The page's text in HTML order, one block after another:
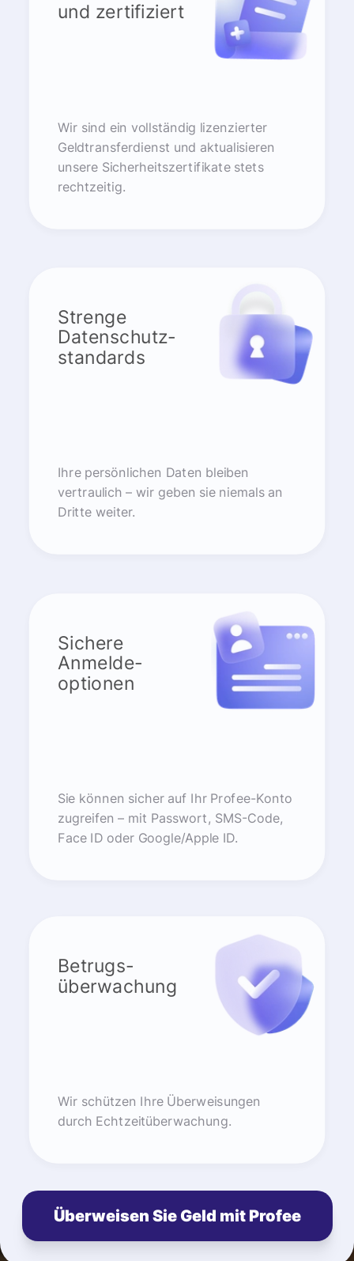
und zertifiziert
Wir sind ein vollständig lizenzierter
Geldtransferdienst und aktualisieren
unsere Sicherheitszertifikate stets
rechtzeitig.
Strenge
Datenschutz-
standards
Ihre persönlichen Daten bleiben
vertraulich – wir geben sie niemals an
Dritte weiter.
Sichere
Anmelde-
optionen
Sie können sicher auf Ihr Profee-Konto
zugreifen – mit Passwort, SMS-Code,
Face ID oder Google/Apple ID.
Betrugs-
überwachung
Wir schützen Ihre Überweisungen
durch Echtzeitüberwachung.
Überweisen Sie Geld mit Profee